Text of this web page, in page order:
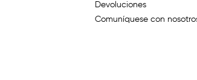
Devoluciones
Comuníquese con